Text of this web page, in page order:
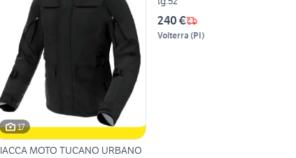
17
MOTO TUCANO URBANO
240 €
Volterra (PI)